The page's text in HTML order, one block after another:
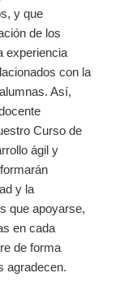
y que
de los
experiencia
con la
Así,
Curso de
ágil y
y la
que apoyarse,
en cada
de forma
agradecen.